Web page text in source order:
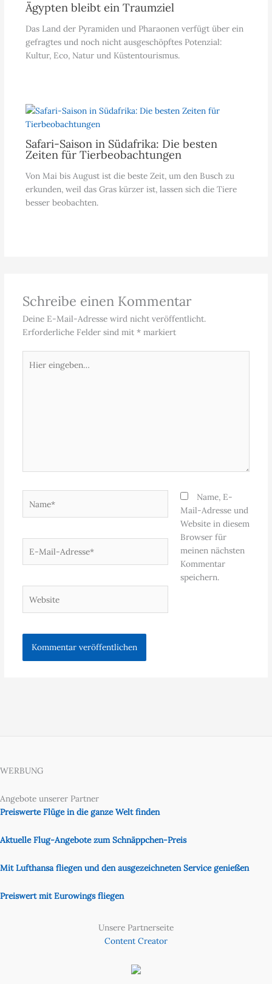
Ägypten bleibt ein Traumziel
Das Land der Pyramiden und Pharaonen verfügt über ein
gefragtes und noch nicht ausgeschöpftes Potenzial:
Kultur, Eco, Natur und Küstentourismus.
Safari-Saison in Südafrika: Die besten
Zeiten für Tierbeobachtungen
Von Mai bis August ist die beste Zeit, um den Busch zu
erkunden, weil das Gras kürzer ist, lassen sich die Tiere
besser beobachten.
Schreibe einen Kommentar
Deine E-Mail-Adresse wird nicht veröffentlicht.
Erforderliche Felder sind mit *markiert
eingeben…
Mail-
Name, E-
Mail-Adresse und
Website in diesem
Browser für
meinen nächsten
Kommentar
speichern.
WERBUNG
Angebote unserer Partner
Preiswerte Flüge in die ganze Welt finden
Aktuelle Flug-Angebote zum Schnäppchen-Preis
Mit Lufthansa fliegen und den ausgezeichneten Service genießen
Preiswert mit Eurowings fliegen
Unsere Partnerseite
Content Creator